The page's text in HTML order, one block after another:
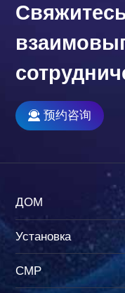
预约咨询
ДОМ
Установка
CMP